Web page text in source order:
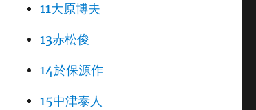
11大原博夫
13赤松俊
14於保源作
15中津泰人